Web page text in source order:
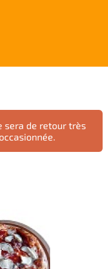
sera de retour très